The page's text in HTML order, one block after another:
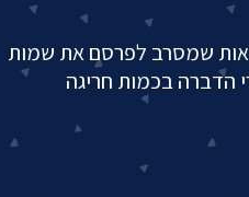
שמסרב לפרסם את שמות
הדברה בכמות חריגה